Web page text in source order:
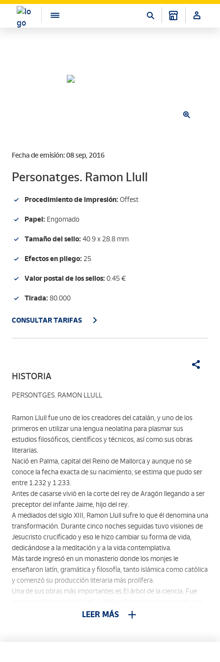
Fecha de emisión: 08 sep, 2016
Personatges. Ramon Llull
Procedimiento de impresión: Offest
Papel: Engomado
Tamaño del sello: 40.9 x 28.8 mm
Efectos en pliego: 25
Valor postal de los sellos: 0.45 €
Tirada: 80.000
CONSULTAR TARIFAS
HISTORIA
PERSONTGES. RAMON LLULL
Ramon Llull fue uno de los creadores del catalán, y uno de los
primeros en utilizar una lengua neolatina para plasmar sus
estudios filosóficos, científicos y técnicos, así como sus obras
literarias.
Nació en Palma, capital del Reino de Mallorca y aunque no se
conoce la fecha exacta de su nacimiento, se estima que pudo ser
entre 1.232 y 1.233.
Antes de casarse vivió en la corte del rey de Aragón llegando a ser
preceptor del infante Jaime, hijo del rey.
A mediados del siglo XIII, Ramon Llull sufre lo que él denomina una
transformación. Durante cinco noches seguidas tuvo visiones de
Jesucristo crucificado y eso le hizo cambiar su forma de vida,
dedicándose a la meditación y a la vida contemplativa.
Más tarde ingresó en un monasterio donde los monjes le
enseñaron latín, gramática y filosofía, tanto islámica como católica
y comenzó su producción literaria más prolífera.
Una de sus obras más importantes es El árbol de la ciencia. Fue
numerosos tomos. Permite deducir los contenidos concretos del
LEER MÁS